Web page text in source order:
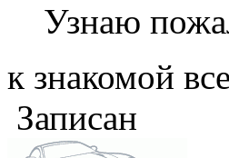
Узнаю
к знакомой
Записан